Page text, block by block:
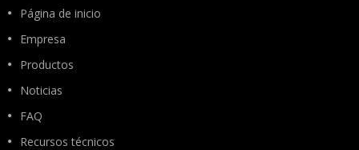
Página de inicio
Empresa
Productos
Noticias
FAQ
Recursos técnicos